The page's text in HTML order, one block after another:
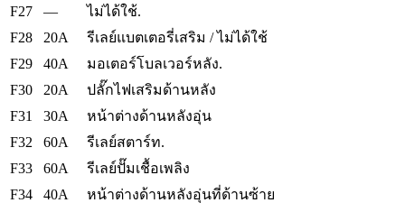
F27
—
ไม่ได้ใช้.
F28
20A
รีเลย์แบตเตอรี่เสริม / ไม่ได้ใช้
F29
40A
มอเตอร์โบลเวอร์หลัง.
F30
20A
ปลั๊กไฟเสริมด้านหลัง
F31
30A
หน้าต่างด้านหลังอุ่น
F32
60A
รีเลย์สตาร์ท.
F33
60A
รีเลย์ปั๊มเชื้อเพลิง
F34
40A
หน้าต่างด้านหลังอุ่นที่ด้านซ้าย